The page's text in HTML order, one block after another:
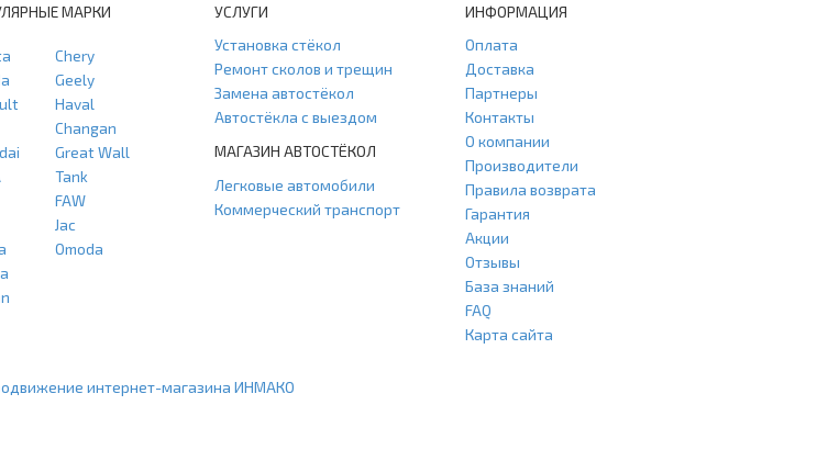
МАРКИ
Chery
Geely
Haval
Changan
Great Wall
Tank
FAW
Jac
Omoda
УСЛУГИ
Установка стёкол
Ремонт сколов и трещин
Замена автостёкол
Автостёкла с выездом
МАГАЗИН АВТОСТЁКОЛ
Легковые автомобили
Коммерческий транспорт
ИНФОРМАЦИЯ
Оплата
Доставка
Партнеры
Контакты
О компании
Производители
Правила возврата
Гарантия
Акции
Отзывы
База знаний
FAQ
Карта сайта
интернет-магазина ИНМАКО